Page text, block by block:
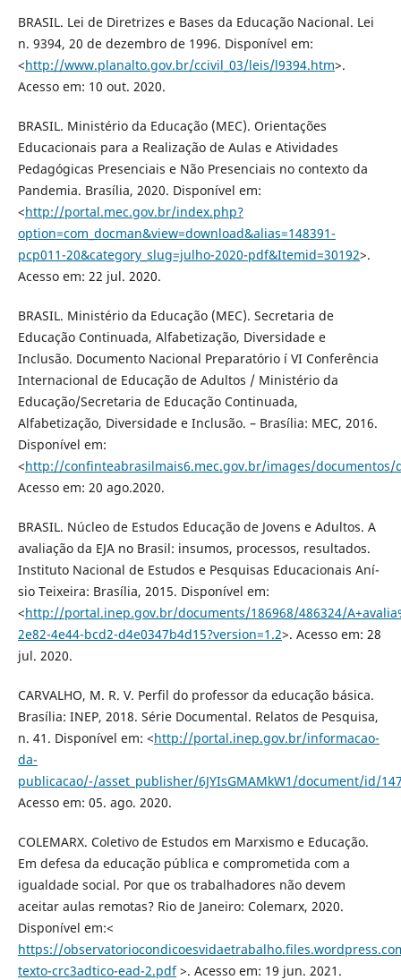
BRASIL. Lei de Diretrizes e Bases da Educação Nacional. Lei
n. 9394, 20 de dezembro de 1996. Disponí­vel em:
<http://www.planalto.gov.br/ccivil_03/leis/l9394.htm>.
Acesso em: 10 out. 2020.
BRASIL. Ministério da Educação (MEC). Orientações
Educacionais para a Realização de Aulas e Atividades
Pedagógicas Presenciais e Não Presenciais no contexto da
Pandemia. Brasí­lia, 2020. Disponí­vel em:
<http://portal.mec.gov.br/index.php?
option=com_docman&view=download&alias=148391-
pcp011-20&category_slug=julho-2020-pdf&Itemid=30192>.
Acesso em: 22 jul. 2020.
BRASIL. Ministério da Educação (MEC). Secretaria de
Educação Continuada, Alfabetização, Diversidade e
Inclusão. Documento Nacional Preparatório í VI Conferência
Internacional de Educação de Adultos / Ministério da
Educação/Secretaria de Educação Continuada,
Alfabetização, Diversidade e Inclusão. – Brasí­lia: MEC, 2016.
Disponí­vel em:
<http://confinteabrasilmais6.mec.gov.br/images/documentos/
Acesso em: 20 ago.2020.
BRASIL. Núcleo de Estudos Educação de Jovens e Adultos. A
avaliação da EJA no Brasil: insumos, processos, resultados.
Instituto Nacional de Estudos e Pesquisas Educacionais Aní­
sio Teixeira: Brasí­lia, 2015. Disponí­vel em:
<http://portal.inep.gov.br/documents/186968/486324/
2e82-4e44-bcd2-d4e0347b4d15?version=1.2>. Acesso em: 28
jul. 2020.
CARVALHO, M. R. V. Perfil do professor da educação básica.
Brasí­lia: INEP, 2018. Série Documental. Relatos de Pesquisa,
n. 41. Disponí­vel em: <http://portal.inep.gov.br/informacao-
da-
publicacao/-/asset_publisher/6JYIsGMAMkW1/document/id/
Acesso em: 05. ago. 2020.
COLEMARX. Coletivo de Estudos em Marxismo e Educação.
Em defesa da educação pública e comprometida com a
igualdade social. Por que os trabalhadores não devem
aceitar aulas remotas? Rio de Janeiro: Colemarx, 2020.
Disponí­vel em:<
https://
texto-crc3adtico-ead-2.pdf>. Acesso em: 19 jun. 2021.